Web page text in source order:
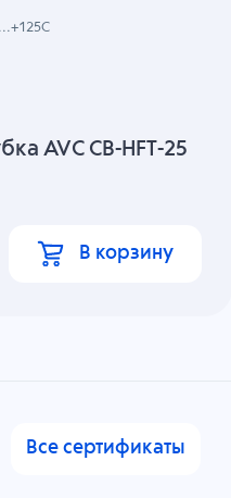
AVC CB-HFT-25
В корзину
Все сертификаты